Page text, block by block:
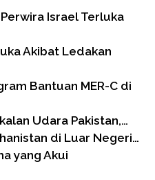
Israel Terluka
Akibat Ledakan
Bantuan MER-C di
Udara Pakistan,…
di Luar Negeri…
yang Akui